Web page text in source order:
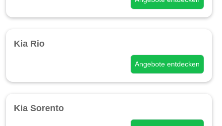
Kia Rio
Angebote entdecken
Kia Sorento